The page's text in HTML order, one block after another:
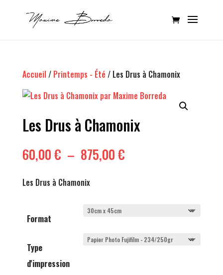
Accueil/ Printemps - Été / Les Drus à Chamonix
Les Drus à Chamonix
60,00€ – 875,00€Plage
Les Drus à Chamonix
Format
Type
d'impression